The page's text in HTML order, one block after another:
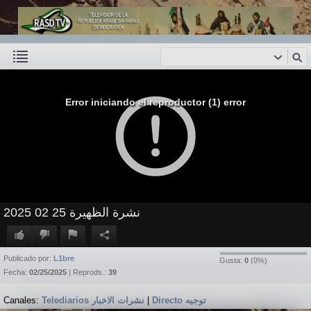
Error iniciando el reproductor (1) error
نشرة الظهيرة 25 02 2025
Gusta: 0 (0%)
Publicado por: L1bre
Fecha: 02/25/2025 | Reprods.: 39
Canales: Telediarios نشرات الاخبار Directo توجيه